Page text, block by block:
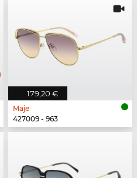
179,20 €
Maje
427009 - 963